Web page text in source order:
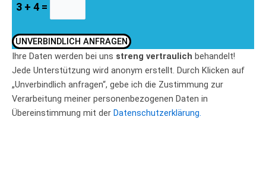
3 + 4 =
UNVERBINDLICH ANFRAGEN
Ihre Daten werden bei uns streng vertraulich behandelt!
Jede Unterstützung wird anonym erstellt. Durch Klicken auf
„Unverbindlich anfragen“, gebe ich die Zustimmung zur
Verarbeitung meiner personenbezogenen Daten in
Übereinstimmung mit der Datenschutzerklärung.